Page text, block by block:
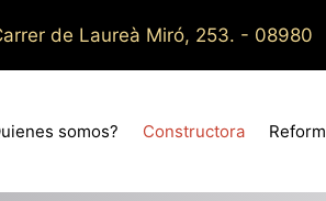
de Laureà Miró, 253. - 08980
somos? Constructora